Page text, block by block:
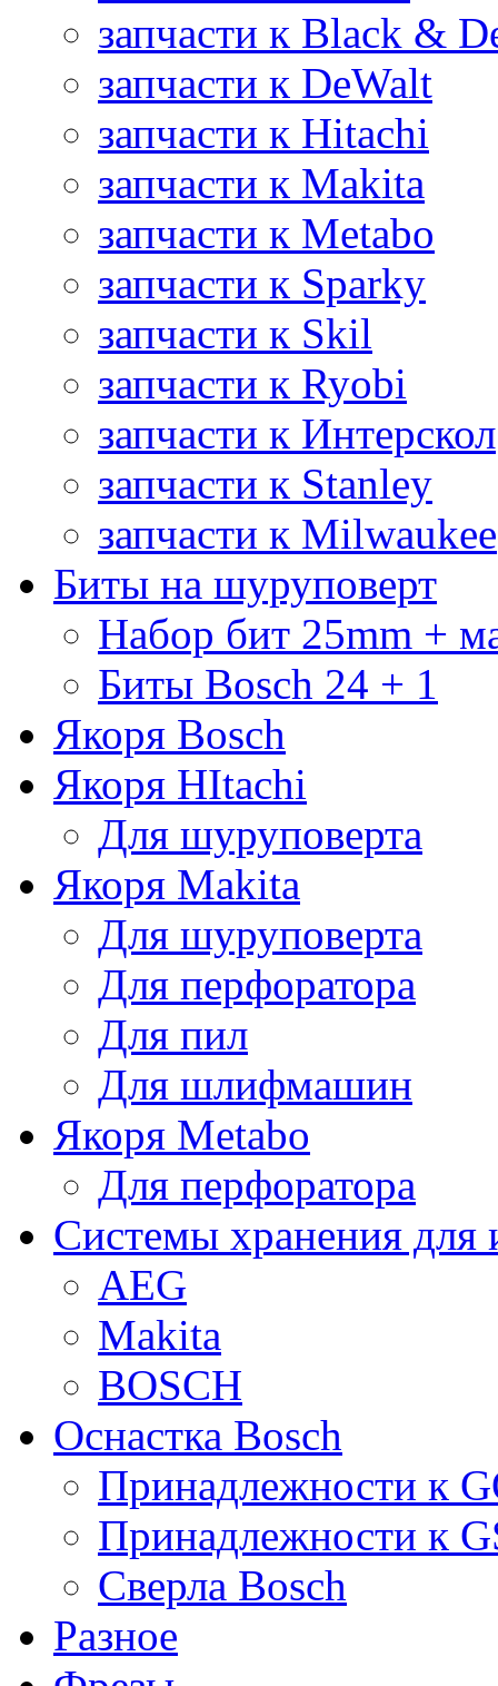
запчасти к Black &
запчасти к DeWalt
запчасти к Hitachi
запчасти к Makita
запчасти к Metabo
запчасти к Sparky
запчасти к Skil
запчасти к Ryobi
запчасти к Интерскол
запчасти к Stanley
запчасти к Milwaukee
Биты на шуруповерт
Набор бит 25mm +
Биты Bosch 24 + 1
Якоря Bosch
Якоря HItachi
Для шуруповерта
Якоря Makita
Для шуруповерта
Для перфоратора
Для пил
Для шлифмашин
Якоря Metabo
Для перфоратора
Системы хранения для
AEG
Makita
BOSCH
Оснастка Bosch
Принадлежности к
Принадлежности к
Сверла Bosch
Разное